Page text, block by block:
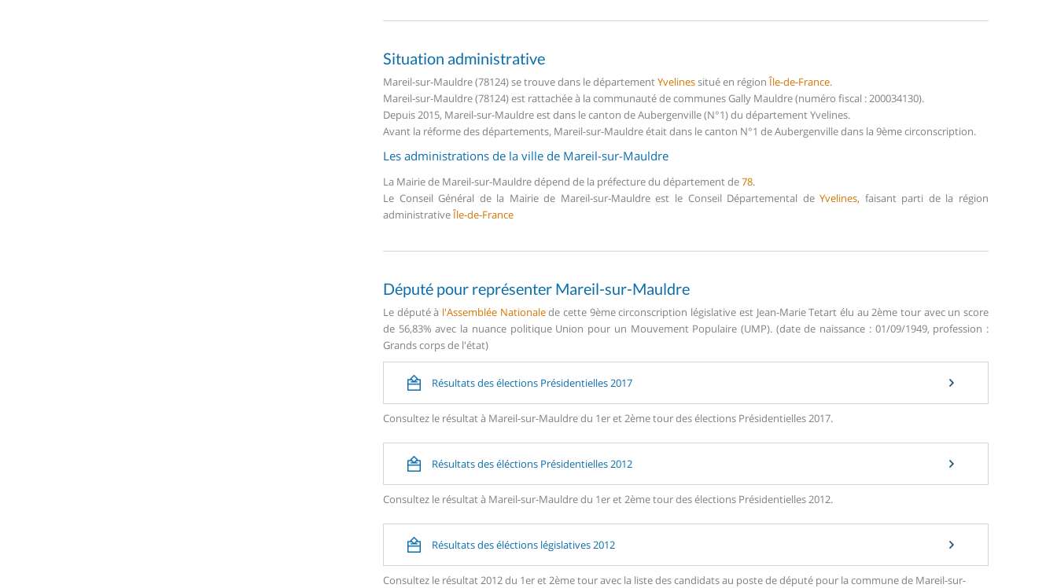
Situation administrative
Mareil-sur-Mauldre (78124) se trouve dans le départementYvelinessitué en région Île-de-France.
Mareil-sur-Mauldre (78124) est rattachée à la communauté de communes Gally Mauldre (numéro fiscal : 200034130).
Depuis 2015, Mareil-sur-Mauldre est dans le canton de Aubergenville (N°1) du département Yvelines.
Avant la réforme des départements, Mareil-sur-Mauldre était dans le canton N°1 de Aubergenville dans la 9ème circonscription.
Les administrations de la ville de Mareil-sur-Mauldre
La Mairie de Mareil-sur-Mauldre dépend de la préfecture du département de78.
Le Conseil Général de la Mairie de Mareil-sur-Mauldre est le Conseil Départemental deYvelines, faisant parti de la région
administrativeÎle-de-France
Député pour représenter Mareil-sur-Mauldre
Le député à l'Assemblée Nationalede cette 9ème circonscription législative est Jean-Marie Tetart élu au 2ème tour avec un score
de 56,83% avec la nuance politique Union pour un Mouvement Populaire (UMP). (date de naissance : 01/09/1949, profession :
Grands corps de l'état)
Résultats des élections Présidentielles 2017
Consultez le résultat à Mareil-sur-Mauldre du 1er et 2ème tour des élections Présidentielles 2017.
Résultats des éléctions Présidentielles 2012
Consultez le résultat à Mareil-sur-Mauldre du 1er et 2ème tour des élections Présidentielles 2012.
Résultats des éléctions législatives 2012
Consultez le résultat 2012 du 1er et 2ème tour avec la liste des candidats au poste de député pour la commune de Mareil-sur-